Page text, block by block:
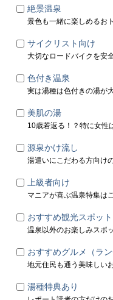
絶景温泉
景色も一緒に楽しめるお
サイクリスト向け
大切なロードバイクを安
色付き温泉
実は湯種は色付きの湯が
美肌の湯
10歳若返る！？特に女性
源泉かけ流し
湯遣いにこだわる方向け
上級者向け
マニアが喜ぶ温泉特集は
おすすめ観光スポット
温泉以外のお楽しみスポ
おすすめグルメ（ラ
地元住民も通う美味しい
湯種特典あり